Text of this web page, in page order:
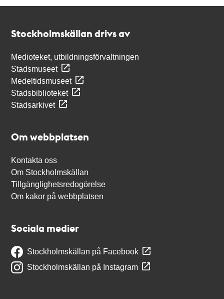
Stockholmskällan drivs av
Medioteket, utbildningsförvaltningen
Stadsmuseet
Medeltidsmuseet
Stadsbiblioteket
Stadsarkivet
Om webbplatsen
Kontakta oss
Om Stockholmskällan
Tillgänglighetsredogörelse
Om kakor på webbplatsen
Sociala medier
Stockholmskällan på Facebook
Stockholmskällan på Instagram